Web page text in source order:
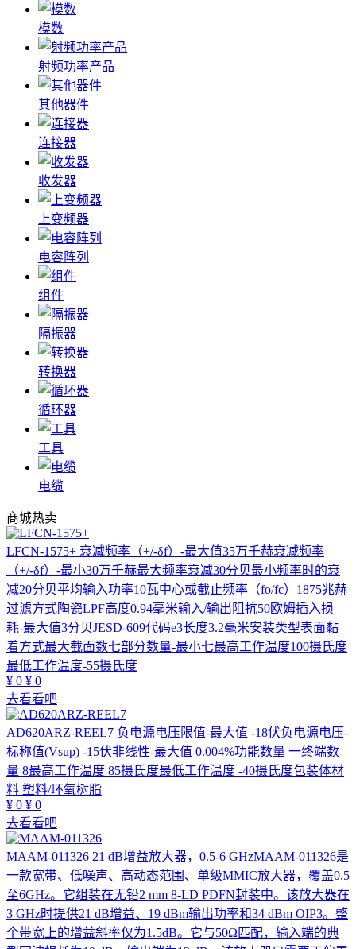
模数
射频功率产品
其他器件
连接器
收发器
上变频器
电容阵列
组件
隔振器
转换器
循环器
工具
电缆
商城热卖
LFCN-1575+ 衰减频率（+/-δf）-最大值35万千赫衰减频率
（+/-δf）-最小30万千赫最大频率衰减30分贝最小频率时的衰
减20分贝平均输入功率10瓦中心或截止频率（fo/fc）1875兆赫
过滤方式陶瓷LPF高度0.94毫米输入/输出阻抗50欧姆插入损
耗-最大值3分贝JESD-609代码e3长度3.2毫米安装类型表面黏
着方式最大截面数七部分数量-最小七最高工作温度100摄氏度
最低工作温度-55摄氏度
¥ 0 ¥ 0
去看看吧
AD620ARZ-REEL7 负电源电压限值-最大值 -18伏负电源电压-
标称值(Vsup) -15伏非线性-最大值 0.004%功能数量 一终端数
量 8最高工作温度 85摄氏度最低工作温度 -40摄氏度包装体材
料 塑料/环氧树脂
¥ 0 ¥ 0
去看看吧
MAAM-011326 21 dB增益放大器，0.5-6 GHzMAAM-011326是
一款宽带、低噪声、高动态范围、单级MMIC放大器，覆盖0.5
至6GHz。它组装在无铅2 mm 8-LD PDFN封装中。该放大器在
3 GHz时提供21 dB增益、19 dBm输出功率和34 dBm OIP3。整
个带宽上的增益斜率仅为1.5dB。它与50Ω匹配，输入端的典